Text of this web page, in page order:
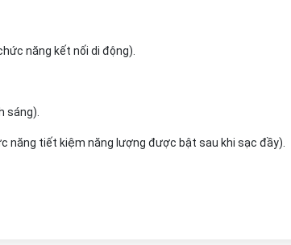
năng kết nối di động).
sáng).
năng tiết kiệm năng lượng được bật sau khi sạc đầy).